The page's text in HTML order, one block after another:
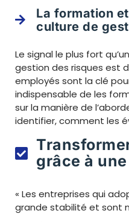
La formation
culture de
Le signal le plus fort
gestion des risques est
employés sont la clé
indispensable de les
sur la manière de
identifier, comment les
grâce à
« Les entreprises qui
grande stabilité et sont